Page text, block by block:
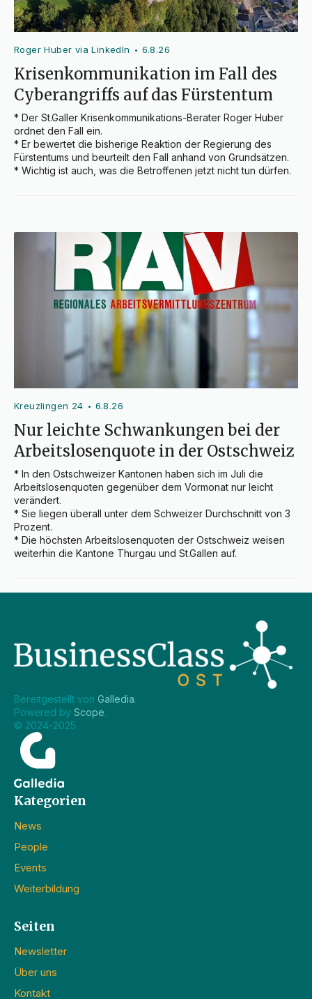
Roger Huber via LinkedIn • 6.8.26
Krisenkommunikation im Fall des
Cyberangriffs auf das Fürstentum
* Der St.Galler Krisenkommunikations-Berater Roger Huber
ordnet den Fall ein.
* Er bewertet die bisherige Reaktion der Regierung des
Fürstentums und beurteilt den Fall anhand von Grundsätzen.
* Wichtig ist auch, was die Betroffenen jetzt nicht tun dürfen.
Kreuzlingen 24 • 6.8.26
Nur leichte Schwankungen bei der
Arbeitslosenquote in der Ostschweiz
* In den Ostschweizer Kantonen haben sich im Juli die
Arbeitslosenquoten gegenüber dem Vormonat nur leicht
verändert.
* Sie liegen überall unter dem Schweizer Durchschnitt von 3
Prozent.
* Die höchsten Arbeitslosenquoten der Ostschweiz weisen
weiterhin die Kantone Thurgau und St.Gallen auf.
Bereitgestellt von Galledia.
Powered by Scope.
© 2024-2025
Kategorien
News
People
Events
Weiterbildung
Seiten
Newsletter
Über uns
Kontakt